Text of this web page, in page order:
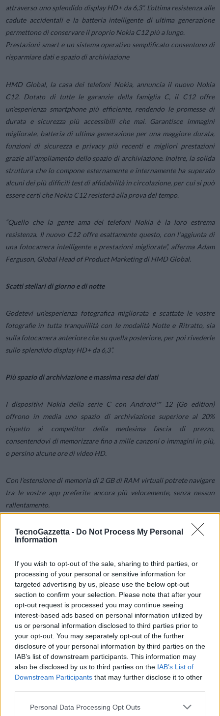
TecnoGazzetta - Do Not Process My Personal
Information
If you wish to opt-out of the sale, sharing to third parties, or
processing of your personal or sensitive information for
targeted advertising by us, please use the below opt-out
section to confirm your selection. Please note that after your
opt-out request is processed you may continue seeing
interest-based ads based on personal information utilized by
us or personal information disclosed to third parties prior to
your opt-out. You may separately opt-out of the further
disclosure of your personal information by third parties on the
IAB’s list of downstream participants. This information may
also be disclosed by us to third parties on the IAB’s List of
Downstream Participants that may further disclose it to other
Personal Data Processing Opt Outs
attraverso uno splendido display HD+ da 6,3”. L’ottima resistenza alle
cadute accidentali e la batteria intelligente di ultima generazione
permettono di conservare il proprio Nokia C12 più a lungo.
Prestazioni smart e un sistema operativo semplificato consentono di
risparmiare dati e spazio di archiviazione
HMD Global, la casa dei telefoni Nokia, annuncia il nuovo Nokia
C12. Dotato di tutte le garanzie della famiglia C, il C12 offre
un’esperienza smartphone più efficiente, rendendo le promesse di
durata e sicurezza più accessibili che mai. Garantisce immagini
migliorate, batteria di ultima generazione per una maggiore durata,
funzioni di sicurezza e privacy più recenti e migliori prestazioni
grazie all’ampliamento dello spazio di archiviazione. Inoltre, la solida
struttura che lo compone esternamente e internamente ha superato
alcuni dei più difficili test di affidabilità in circolazione, per cui si può
essere certi che Nokia C12 resisterà alla prova del tempo.
“Quello che la gente ama dei telefoni Nokia è la loro estrema
resistenza. Il nuovo C12 offre esattamente questo, con l’aggiunta di
una fotocamera intelligente e prestazioni migliorate”, afferma Adam
Ferguson, Global Head of Product Marketing di HMD Global.
Scatti stellari di giorno e di notte
Godetevi un’esperienza fotografica migliorata e scattate le vostre
fotografie in tutta tranquillità con le modalità Notte e Ritratto, sia
sulla fotocamera anteriore che su quella posteriore, per poi rivederle
sullo splendido display HD+ da 6,3”.
Più spazio di archiviazione e massima resa dei dati
I dispositivi Nokia della serie C con Android™ 12 (Go edition)
offrono in media uno spazio di archiviazione superiore al 20%
rispetto ai competitor della medesima fascia di prezzo,
consentendovi di memorizzare fino a mille canzoni o immagini in più,
o persino alcune ore di video HD.
Con l’estensione di memoria di 2 GB di RAM virtuali potrete navigare
tra le vostre app preferite ancora più velocemente, senza nessun
rallentamento.
Eliminando le applicazioni non necessarie in esecuzione in
background, Nokia C12 assicura che non ci siano dati internet
piano di telefonia mobile non vi creerà alcun problema.
Più veloce e più efficiente
Tempi di apertura delle app più fluidi del 30% grazie ad Android™ 12
(Go edition). La nuova memoria combinata con un’elaborazione octa-
core più avanzata garantisce prestazioni superiori in grado di tenere
il passo degli stili di vita più impegnativi, mentre l’ottimizzatore delle
prestazioni effettua una regolare pulizia interna per offrire
Sempre al sicuro